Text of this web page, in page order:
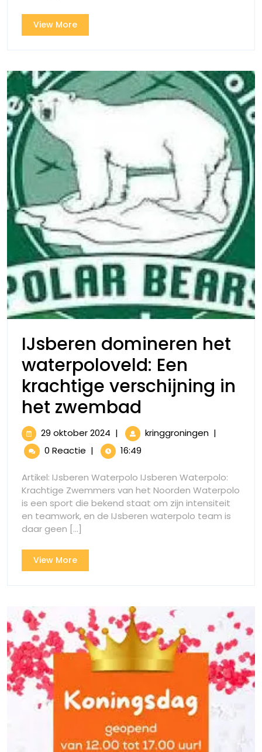
View MoreView
More
IJsberen domineren het
waterpoloveld: Een
krachtige verschijning in
het zwembad
domineren
Een
krachtige
29 oktober 2024 29
oktober
2024
| kringgroningenIJsberen
Een
krachtige
verschijning
in
|
0 Reactie | 16:49
Artikel: IJsberen Waterpolo IJsberen Waterpolo:
Krachtige Zwemmers van het Noorden Waterpolo
is een sport die bekend staat om zijn intensiteit
en teamwork, en de IJsberen waterpolo team is
daar geen [...]
View MoreView
More